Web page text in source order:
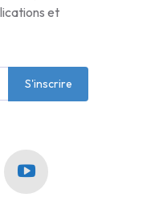
et
S'inscrire